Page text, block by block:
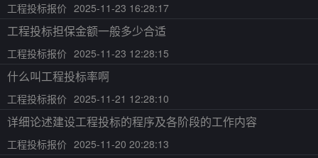
工程投标报价 2025-11-23 16:28:17
工程投标担保金额一般多少合适
工程投标报价 2025-11-23 12:28:15
什么叫工程投标率啊
工程投标报价 2025-11-21 12:28:10
详细论述建设工程投标的程序及各阶段的工作内容
工程投标报价 2025-11-20 20:28:13